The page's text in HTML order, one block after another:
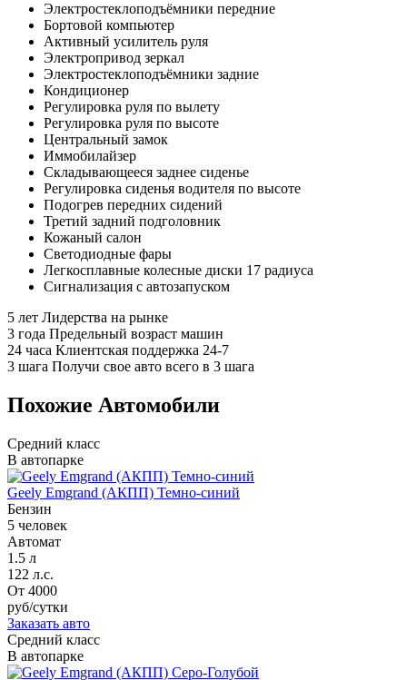
Электростеклоподъёмники передние
Бортовой компьютер
Активный усилитель руля
Электропривод зеркал
Электростеклоподъёмники задние
Кондиционер
Регулировка руля по вылету
Регулировка руля по высоте
Центральный замок
Иммобилайзер
Складывающееся заднее сиденье
Регулировка сиденья водителя по высоте
Подогрев передних сидений
Третий задний подголовник
Кожаный салон
Светодиодные фары
Легкосплавные колесные диски 17 радиуса
Сигнализация с автозапуском
5 лет Лидерства на рынке
3 года Предельный возраст машин
24 часа Клиентская поддержка 24-7
3 шага Получи свое авто всего в 3 шага
Похожие Автомобили
Средний класс
В автопарке
Geely Emgrand (АКПП) Темно-синий
Бензин
5 человек
Автомат
1.5 л
122 л.с.
От 4000
руб/сутки
Заказать авто
Средний класс
В автопарке